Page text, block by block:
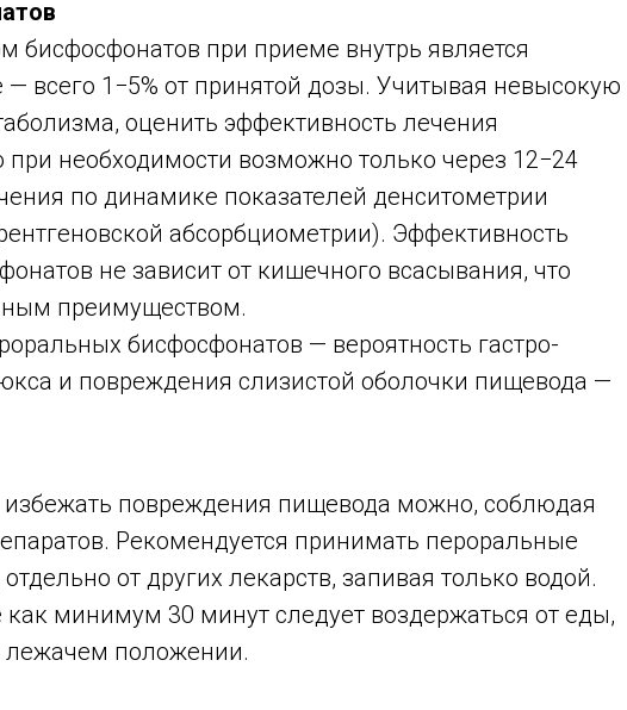
бисфосфонатов при приеме внутрь является
— всего 1−5% от принятой дозы. Учитывая невысокую
оценить эффективность лечения
при необходимости возможно только через 12−24
по динамике показателей денситометрии
абсорбциометрии). Эффективность
не зависит от кишечного всасывания, что
преимуществом.
бисфосфонатов — вероятность гастро-
и повреждения слизистой оболочки пищевода —
повреждения пищевода можно, соблюдая
Рекомендуется принимать пероральные
от других лекарств, запивая только водой.
минимум 30 минут следует воздержаться от еды,
лежачем положении.